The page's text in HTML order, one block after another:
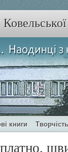
книги